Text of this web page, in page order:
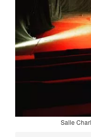
Salle